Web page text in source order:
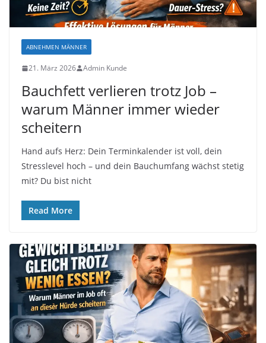
ABNEHMEN MÄNNER
21. März 2026 Admin Kunde
Bauchfett verlieren trotz Job –
warum Männer immer wieder
scheitern
Hand aufs Herz: Dein Terminkalender ist voll, dein
Stresslevel hoch – und dein Bauchumfang wächst stetig
mit? Du bist nicht
Read More